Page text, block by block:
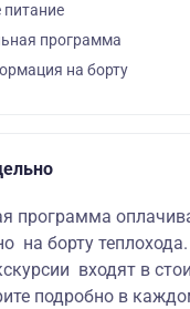
питание
программа
на борту
программа
на борту теплохода.
входят в
подробно в